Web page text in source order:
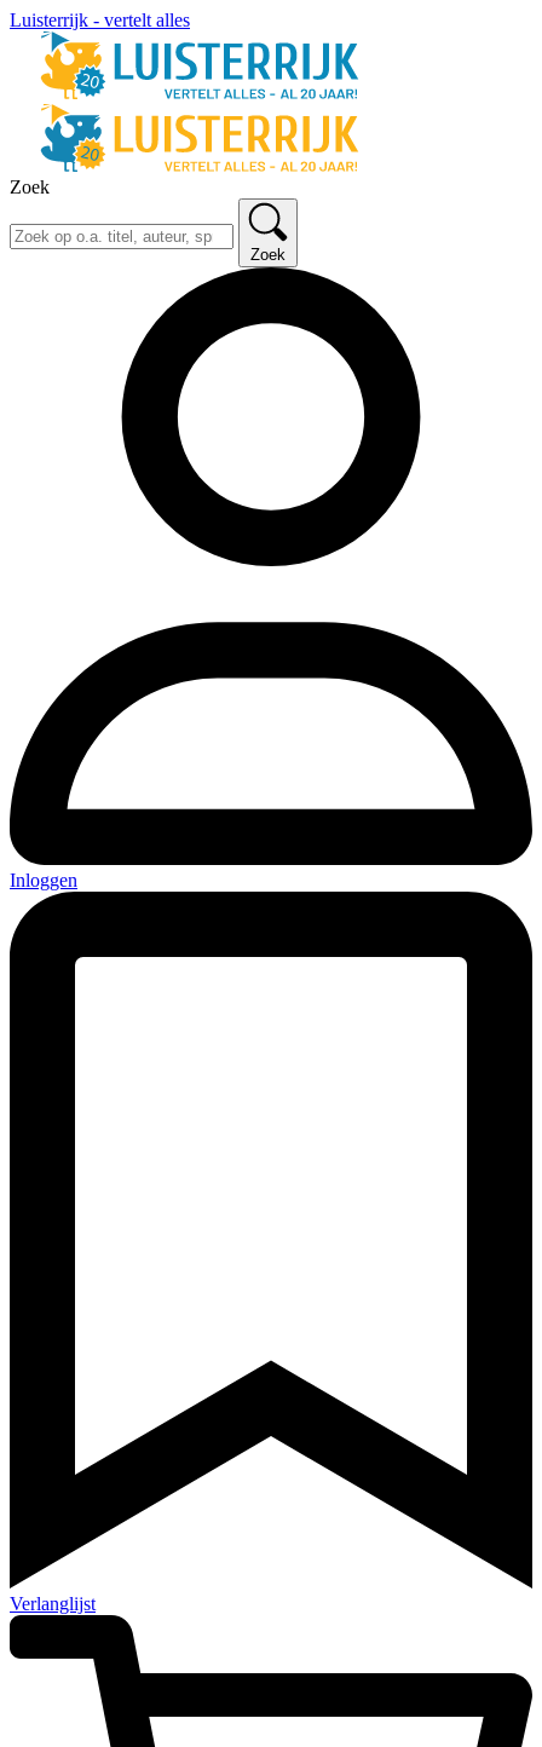
Luisterrijk - vertelt alles
Zoek
Zoek
Inloggen
Verlanglijst